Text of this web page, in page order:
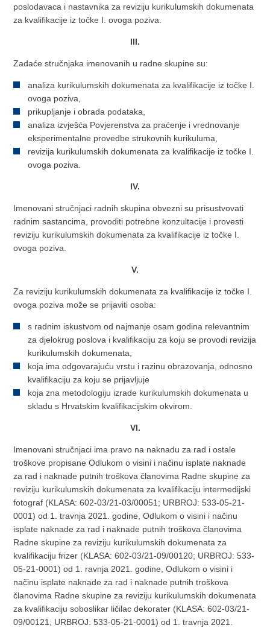
poslodavaca i nastavnika za reviziju kurikulumskih dokumenata
za kvalifikacije iz točke I. ovoga poziva.
III.
Zadaće stručnjaka imenovanih u radne skupine su:
analiza kurikulumskih dokumenata za kvalifikacije iz točke I.
ovoga poziva,
prikupljanje i obrada podataka,
analiza izvješća Povjerenstva za praćenje i vrednovanje
eksperimentalne provedbe strukovnih kurikuluma,
revizija kurikulumskih dokumenata za kvalifikacije iz točke I.
ovoga poziva.
IV.
Imenovani stručnjaci radnih skupina obvezni su prisustvovati
radnim sastancima, provoditi potrebne konzultacije i provesti
reviziju kurikulumskih dokumenata za kvalifikacije iz točke I.
ovoga poziva.
V.
Za reviziju kurikulumskih dokumenata za kvalifikacije iz točke I.
ovoga poziva može se prijaviti osoba:
s radnim iskustvom od najmanje osam godina relevantnim
za djelokrug poslova i kvalifikaciju za koju se provodi revizija
kurikulumskih dokumenata,
koja ima odgovarajuću vrstu i razinu obrazovanja, odnosno
kvalifikaciju za koju se prijavljuje
koja zna metodologiju izrade kurikulumskih dokumenata u
skladu s Hrvatskim kvalifikacijskim okvirom.
VI.
Imenovani stručnjaci ima pravo na naknadu za rad i ostale
troškove propisane Odlukom o visini i načinu isplate naknade
za rad i naknade putnih troškova članovima Radne skupine za
reviziju kurikulumskih dokumenata za kvalifikaciju intermedijski
fotograf (KLASA: 602-03/21-03/00051; URBROJ: 533-05-21-
0001) od 1. travnja 2021. godine, Odlukom o visini i načinu
isplate naknade za rad i naknade putnih troškova članovima
Radne skupine za reviziju kurikulumskih dokumenata za
kvalifikaciju frizer (KLASA: 602-03/21-09/00120; URBROJ: 533-
05-21-0001) od 1. ravnja 2021. godine, Odlukom o visini i
načinu isplate naknade za rad i naknade putnih troškova
članovima Radne skupine za reviziju kurikulumskih dokumenata
za kvalifikaciju soboslikar ličilac dekorater (KLASA: 602-03/21-
09/00121; URBROJ: 533-05-21-0001) od 1. travnja 2021.